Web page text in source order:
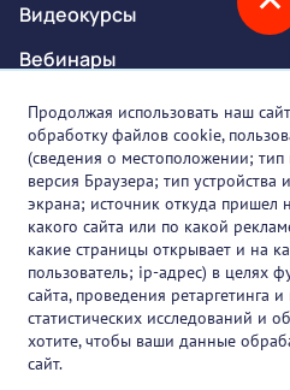
Видеокурсы
Вебинары
Онлайн-события
Партнеры
О проекте
Вакансии
Блог
Контакты
Продолжая использовать наш
обработку файлов cookie,
(сведения о местоположении;
версия Браузера; тип устройства
экрана; источник откуда пришел
какого сайта или по какой
какие страницы открывает и на
пользователь; ip-адрес) в целях
сайта, проведения ретаргетинга
статистических исследований и
хотите, чтобы ваши данные
сайт.